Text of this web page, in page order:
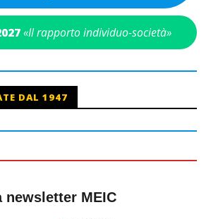
«Il rapporto individuo-società»
DAL 1947
MEIC